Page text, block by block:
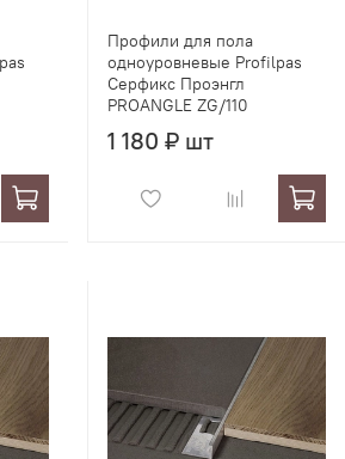
Профили для пола
одноуровневые Profilpas
Серфикс Проэнгл
PROANGLE ZG/110
1 180 ₽ шт